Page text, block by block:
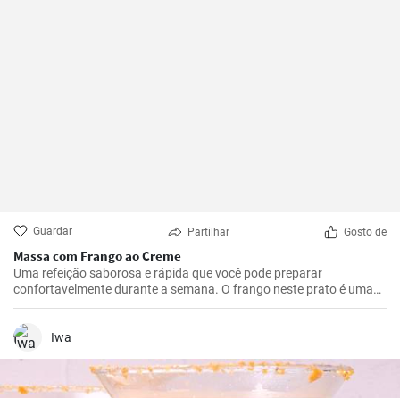
Guardar Partilhar Gosto de
Massa com Frango ao Creme
Uma refeição saborosa e rápida que você pode preparar
confortavelmente durante a semana. O frango neste prato é uma
ótima fonte de proteínas e a massa fornece a energia necessária. O
molho cremoso traz um sabor único e forma uma perfeita
combinação com os outros ingredientes.
Iwa